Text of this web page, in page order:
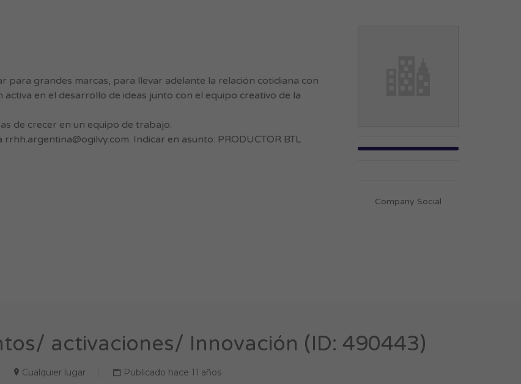
grandes marcas, para llevar adelante la relación cotidiana con
en el desarrollo de ideas junto con el equipo creativo de la
de crecer en un equipo de trabajo.
rrhh.argentina@ogilvy.com. Indicar en asunto: PRODUCTOR BTL
Company Social
activaciones/ Innovación (ID: 490443)
Cualquier lugar Publicado hace 11 años